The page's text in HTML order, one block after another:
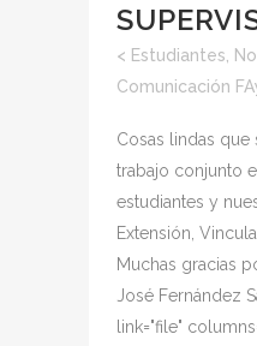
< Estudiantes
Comunicación
Cosas lindas que
trabajo conjunto
estudiantes y
Extensión,
Muchas gracias
José Fernández
link="file"